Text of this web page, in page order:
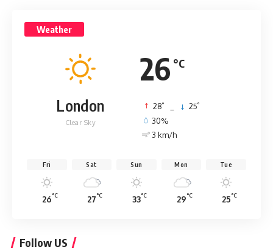
Weather
26 °C
London
Clear Sky
28° 25°
30%
3 km/h
Fri
26°C
Sat
27°C
Sun
33°C
Mon
29°C
Tue
25°C
Follow US